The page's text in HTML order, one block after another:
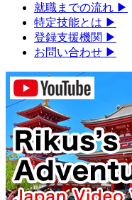
就職までの流れ ▶︎
特定技能とは ▶︎
登録支援機関 ▶︎
お問い合わせ ▶︎